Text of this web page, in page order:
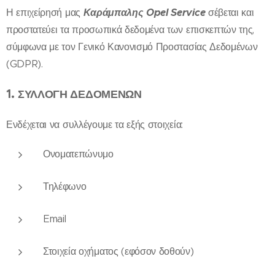
Η επιχείρησή μας Καράμπαλης Opel Serviceσέβεται και
προστατεύει τα προσωπικά δεδομένα των επισκεπτών της,
σύμφωνα με τον Γενικό Κανονισμό Προστασίας Δεδομένων
(GDPR).
1.ΣΥΛΛΟΓΗ ΔΕΔΟΜΕΝΩΝ
Ενδέχεται να συλλέγουμε τα εξής στοιχεία:
Ονοματεπώνυμο
Τηλέφωνο
Email
Στοιχεία οχήματος (εφόσον δοθούν)